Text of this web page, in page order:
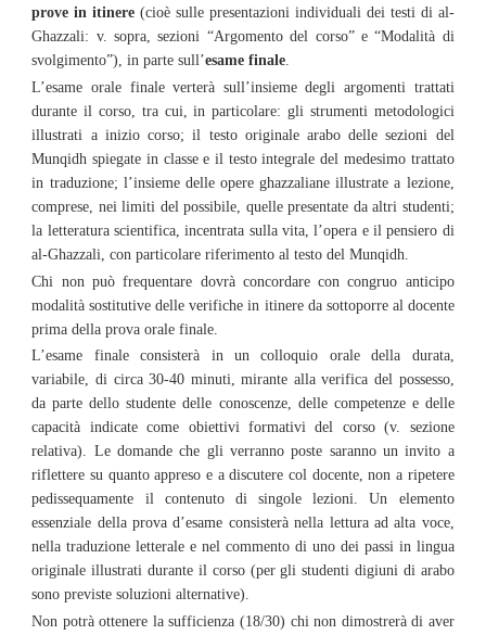
prove in itinere (cioè sulle presentazioni individuali dei testi di al-
Ghazzali: v. sopra, sezioni “Argomento del corso” e “Modalità di
svolgimento”), in parte sull’esame finale.
L’esame orale finale verterà sull’insieme degli argomenti trattati
durante il corso, tra cui, in particolare: gli strumenti metodologici
illustrati a inizio corso; il testo originale arabo delle sezioni del
Munqidh spiegate in classe e il testo integrale del medesimo trattato
in traduzione; l’insieme delle opere ghazzaliane illustrate a lezione,
comprese, nei limiti del possibile, quelle presentate da altri studenti;
la letteratura scientifica, incentrata sulla vita, l’opera e il pensiero di
al-Ghazzali, con particolare riferimento al testo del Munqidh.
Chi non può frequentare dovrà concordare con congruo anticipo
modalità sostitutive delle verifiche in itinere da sottoporre al docente
prima della prova orale finale.
L’esame finale consisterà in un colloquio orale della durata,
variabile, di circa 30-40 minuti, mirante alla verifica del possesso,
da parte dello studente delle conoscenze, delle competenze e delle
capacità indicate come obiettivi formativi del corso (v. sezione
relativa). Le domande che gli verranno poste saranno un invito a
riflettere su quanto appreso e a discutere col docente, non a ripetere
pedissequamente il contenuto di singole lezioni. Un elemento
essenziale della prova d’esame consisterà nella lettura ad alta voce,
nella traduzione letterale e nel commento di uno dei passi in lingua
originale illustrati durante il corso (per gli studenti digiuni di arabo
sono previste soluzioni alternative).
Non potrà ottenere la sufficienza (18/30) chi non dimostrerà di aver